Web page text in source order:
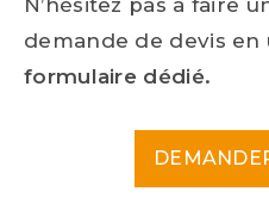
demande de devis
formulaire dédié.